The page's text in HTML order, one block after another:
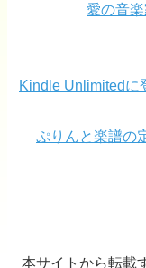
愛の音
Kindle Unlimitedに
ぷりんと楽譜の
本サイトから転載